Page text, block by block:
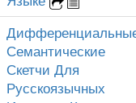
Семантические
Скетчи Для
Русскоязычных